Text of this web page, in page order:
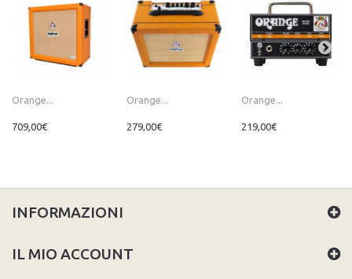
Orange...
709,00€
Orange...
279,00€
Orange...
219,00€
INFORMAZIONI
IL MIO ACCOUNT